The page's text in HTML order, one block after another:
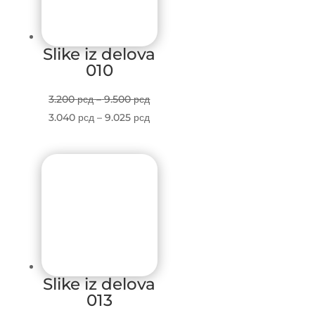
Slike iz delova
010
3.200рсд – 9.500рсдPrice
3.040 рсд – 9.025 рсд
Slike iz delova
013